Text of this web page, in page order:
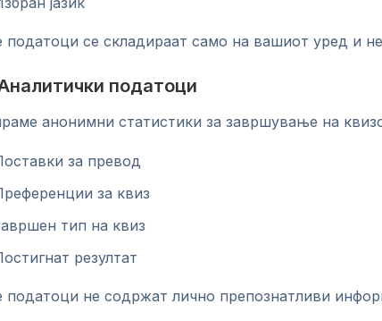
податоци се складираат само на вашиот уред и
податоци
анонимни статистики за завршување на
за превод
за квиз
тип на квиз
резултат
податоци не содржат лично препознатливи